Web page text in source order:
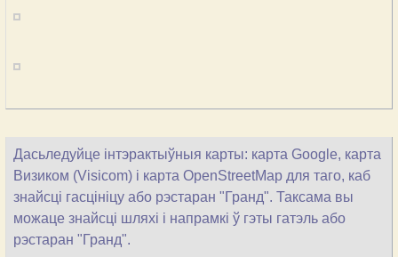
Дасьледуйце інтэрактыўныя карты: карта Google, карта
Визиком (Visicom) і карта OpenStreetMap для таго, каб
знайсці гасцініцу або рэстаран "Гранд". Таксама вы
можаце знайсці шляхі і напрамкі ў гэты гатэль або
рэстаран "Гранд".